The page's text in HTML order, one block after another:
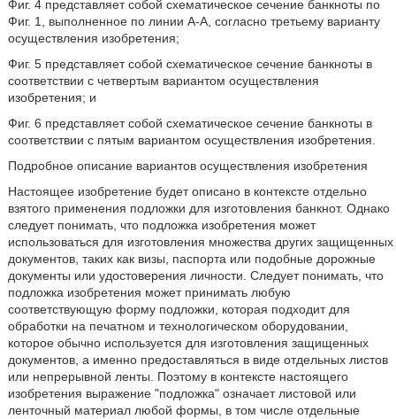
Фиг. 4 представляет собой схематическое сечение банкноты по
Фиг. 1, выполненное по линии А-А, согласно третьему варианту
осуществления изобретения;
Фиг. 5 представляет собой схематическое сечение банкноты в
соответствии с четвертым вариантом осуществления
изобретения; и
Фиг. 6 представляет собой схематическое сечение банкноты в
соответствии с пятым вариантом осуществления изобретения.
Подробное описание вариантов осуществления изобретения
Настоящее изобретение будет описано в контексте отдельно
взятого применения подложки для изготовления банкнот. Однако
следует понимать, что подложка изобретения может
использоваться для изготовления множества других защищенных
документов, таких как визы, паспорта или подобные дорожные
документы или удостоверения личности. Следует понимать, что
подложка изобретения может принимать любую
соответствующую форму подложки, которая подходит для
обработки на печатном и технологическом оборудовании,
которое обычно используется для изготовления защищенных
документов, а именно предоставляться в виде отдельных листов
или непрерывной ленты. Поэтому в контексте настоящего
изобретения выражение "подложка" означает листовой или
ленточный материал любой формы, в том числе отдельные